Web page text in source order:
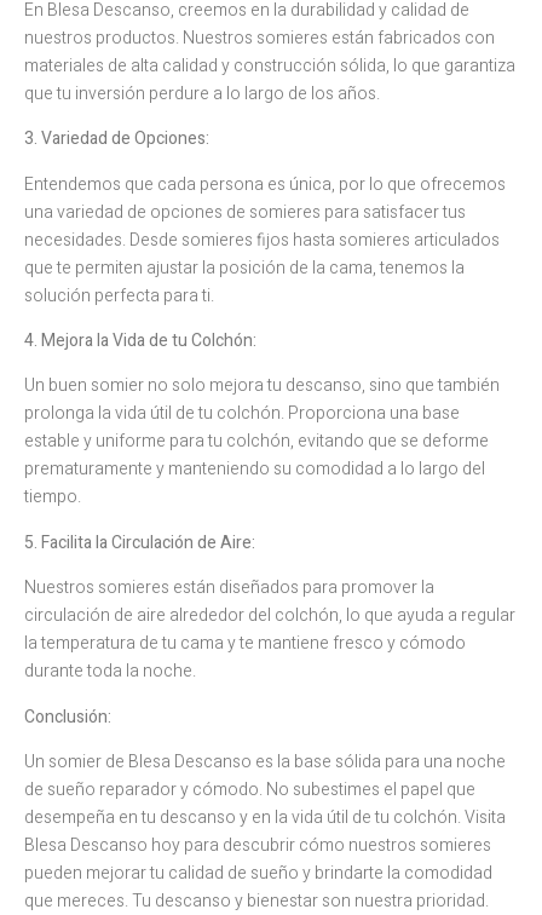
En Blesa Descanso, creemos en la durabilidad y calidad de
nuestros productos. Nuestros somieres están fabricados con
materiales de alta calidad y construcción sólida, lo que garantiza
que tu inversión perdure a lo largo de los años.
3. Variedad de Opciones:
Entendemos que cada persona es única, por lo que ofrecemos
una variedad de opciones de somieres para satisfacer tus
necesidades. Desde somieres fijos hasta somieres articulados
que te permiten ajustar la posición de la cama, tenemos la
solución perfecta para ti.
4. Mejora la Vida de tu Colchón:
Un buen somier no solo mejora tu descanso, sino que también
prolonga la vida útil de tu colchón. Proporciona una base
estable y uniforme para tu colchón, evitando que se deforme
prematuramente y manteniendo su comodidad a lo largo del
tiempo.
5. Facilita la Circulación de Aire:
Nuestros somieres están diseñados para promover la
circulación de aire alrededor del colchón, lo que ayuda a regular
la temperatura de tu cama y te mantiene fresco y cómodo
durante toda la noche.
Conclusión:
Un somier de Blesa Descanso es la base sólida para una noche
de sueño reparador y cómodo. No subestimes el papel que
desempeña en tu descanso y en la vida útil de tu colchón. Visita
Blesa Descanso hoy para descubrir cómo nuestros somieres
pueden mejorar tu calidad de sueño y brindarte la comodidad
que mereces. Tu descanso y bienestar son nuestra prioridad.